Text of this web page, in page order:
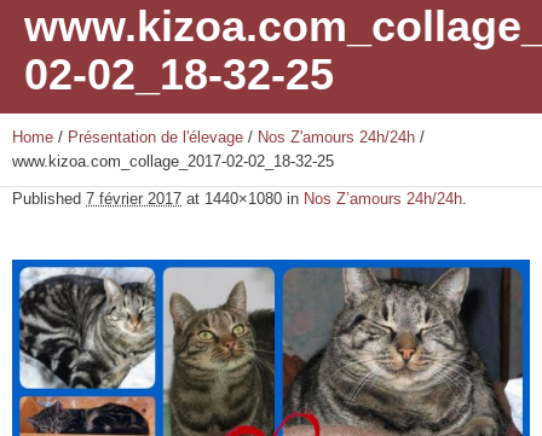
02-02_18-32-25
Home / Présentation de l'élevage / Nos Z'amours 24h/24h /
www.kizoa.com_collage_2017-02-02_18-32-25
Published 7 février 2017 at 1440×1080 in Nos Z’amours 24h/24h.